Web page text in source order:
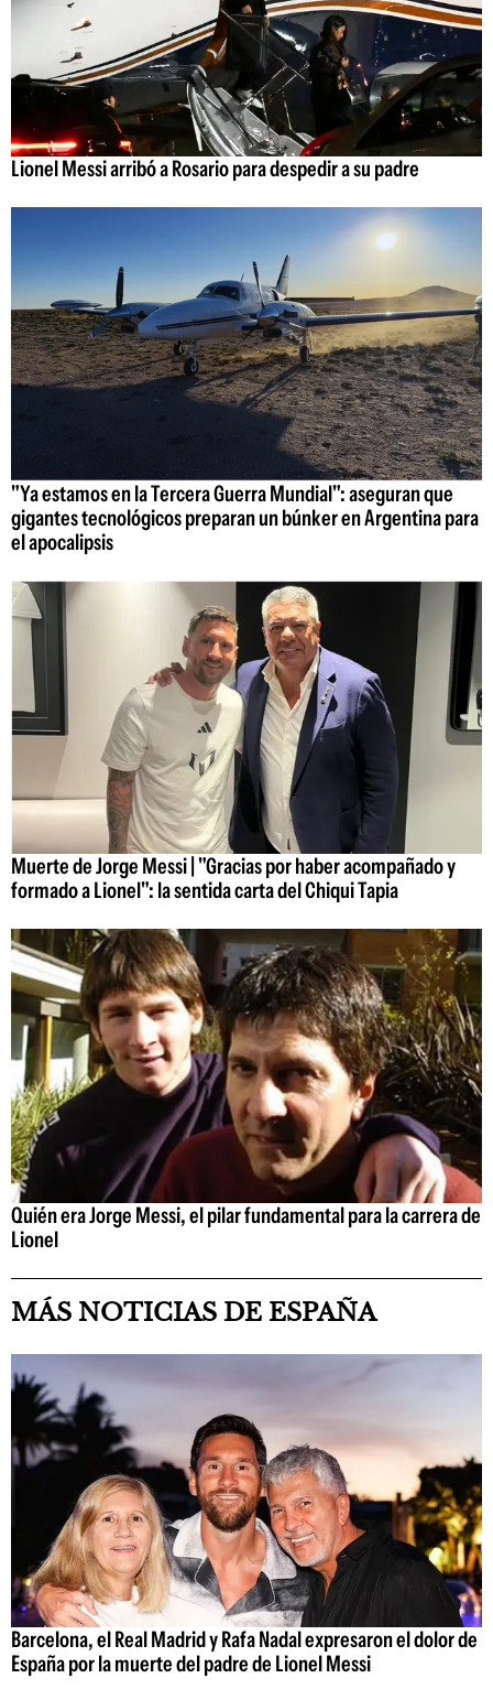
Lionel Messi arribó a Rosario para despedir a su padre
"Ya estamos en la Tercera Guerra Mundial": aseguran que
gigantes tecnológicos preparan un búnker en Argentina para
el apocalipsis
Muerte de Jorge Messi | "Gracias por haber acompañado y
formado a Lionel": la sentida carta del Chiqui Tapia
Quién era Jorge Messi, el pilar fundamental para la carrera de
Lionel
MÁS NOTICIAS DE ESPAÑA
Barcelona, el Real Madrid y Rafa Nadal expresaron el dolor de
España por la muerte del padre de Lionel Messi